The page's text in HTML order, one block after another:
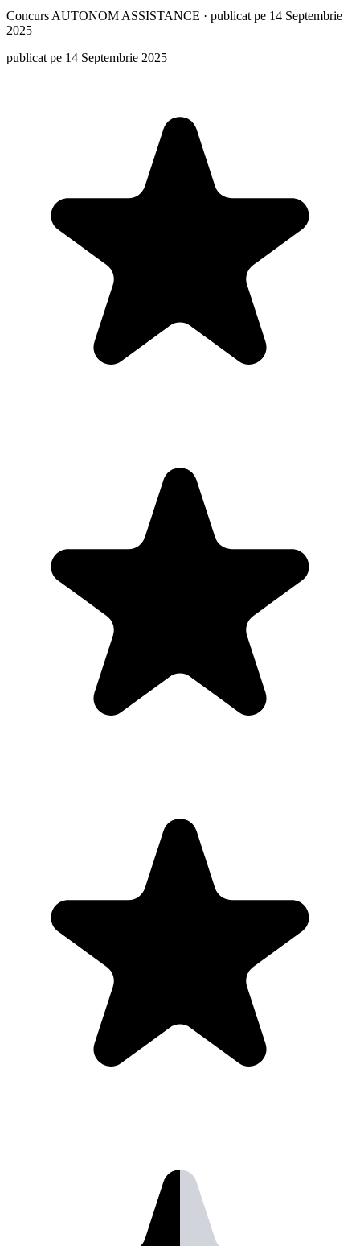
Concurs AUTONOM ASSISTANCE · publicat pe 14 Septembrie
2025
publicat pe 14 Septembrie 2025